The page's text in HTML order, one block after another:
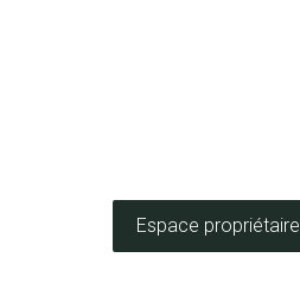
Espace propriétaire